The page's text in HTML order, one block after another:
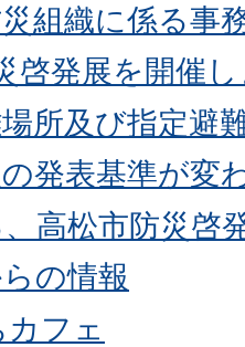
組織に係る事
啓発展を開催
所及び指定避
発表基準が変
高松市防災啓
の情報
フェ